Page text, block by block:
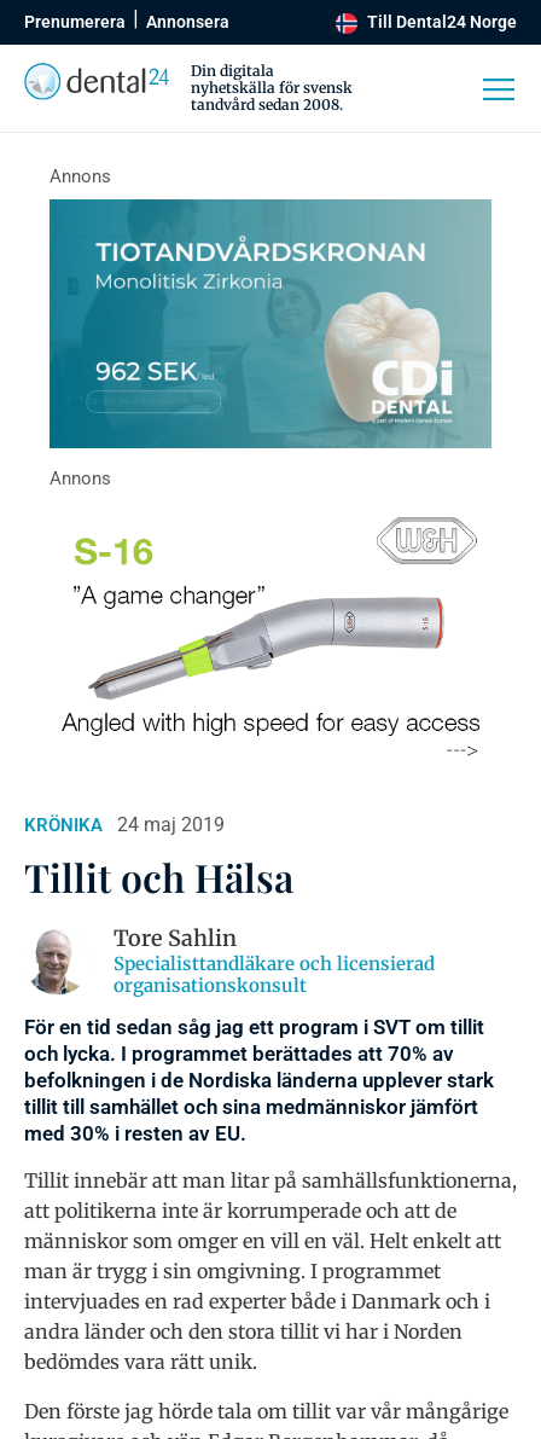
Prenumerera Annonsera Till Dental24 Norge
Din digitala
nyhetskälla för svensk
tandvård sedan 2008.
KRÖNIKA 24 maj 2019
Tillit och Hälsa
Tore Sahlin
Specialisttandläkare och licensierad
organisationskonsult
För en tid sedan såg jag ett program i SVT om tillit
och lycka. I programmet berättades att 70% av
befolkningen i de Nordiska länderna upplever stark
tillit till samhället och sina medmänniskor jämfört
med 30% i resten av EU.
Tillit innebär att man litar på samhällsfunktionerna,
att politikerna inte är korrumperade och att de
människor som omger en vill en väl. Helt enkelt att
man är trygg i sin omgivning. I programmet
intervjuades en rad experter både i Danmark och i
andra länder och den stora tillit vi har i Norden
bedömdes vara rätt unik.
Den förste jag hörde tala om tillit var vår mångårige